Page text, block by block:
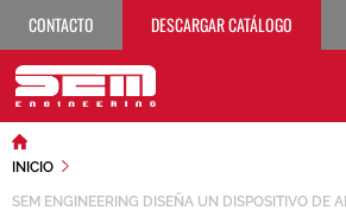
CONTACTO DESCARGAR CATÁLOGO
INICIO
SEM ENGINEERING DISEÑA UN DISPOSITIVO DE